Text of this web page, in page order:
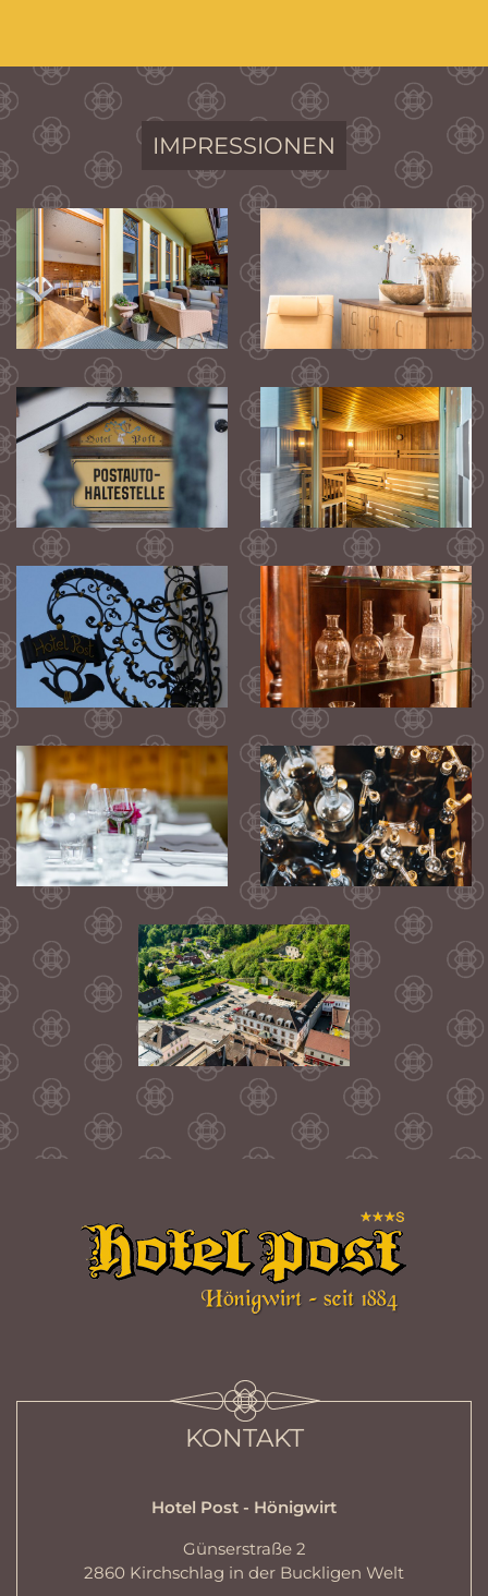
IMPRESSIONEN
KONTAKT
Hotel Post - Hönigwirt
Günserstraße 2
2860 Kirchschlag in der Buckligen Welt